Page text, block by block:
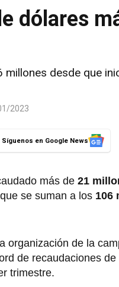
dólares
desde que
2023
Síguenos en Google News
más de 21
se suman a los 106
organización de la
de recaudaciones
trimestre.